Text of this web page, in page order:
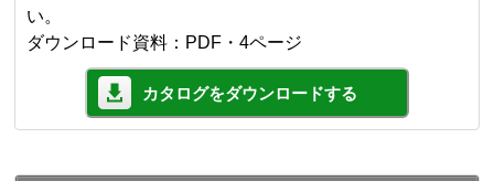
い。
ダウンロード資料：PDF・4ページ
カタログをダウンロードする